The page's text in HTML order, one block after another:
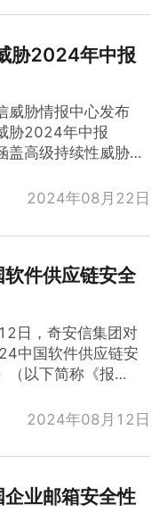
人才完全主力，在
时也会格外注重身体
长。2024年国内活
平均入行年龄约为
的白帽人才为00
数的95%。
素、个人喜好优先的I
，60.0%的白帽子为
织喜欢有序和可预测
坚定的理想和追
定善于人际交往但追
重反省和内省成长，
的时候具备团队协作
于调节自己的情绪和
人价值观和道德标
和坚守。在快速发展
这种精神尤为重要。
根本性问题：由内部
触发的应急响应事件
半年95015服务平
量的四分之一。公网
、高危端口对公网开
软件等由于安全意识
内网服务器受感染导
延、数据泄露甚至是
企机构加大力度提升
台2024年上半年接
中有小部分来自政企
攻防演习活动，通过
拟和防御演练，企业
现和识别可能存在的
够尽早发现并修复潜
失。
互联网公开信息，
以在《安全内参》官
相关新闻原文：
录：政府与事业单位
源（2起）、交通运输
培训（4起）、医疗
务（4起）这七大行
罚与刑事案件）。
安全事件14起、一案
，涉及个人及黑产团
事件5起。
胁2024年中报
威胁情报中心发布
胁2024年中报
盖高级持续性威胁
等几方面。
集中在信息技术、政
新能源、低轨卫星、
构成威胁。
种频出，采用“双重勒
漏洞、恶意软件等手
业链，攻击手法多
目的为获取经济利
：上半年 0day 漏
，攻击焦点从传统三
2024年08月22日
件供应链安全
日，奇安信集团对
中国软件供应链安
（以下简称《报
源软件使用率达
软件供应链的安全问
件漏洞仍然存在于多
。《报告》建议，软
2024年08月12日
业邮箱安全性